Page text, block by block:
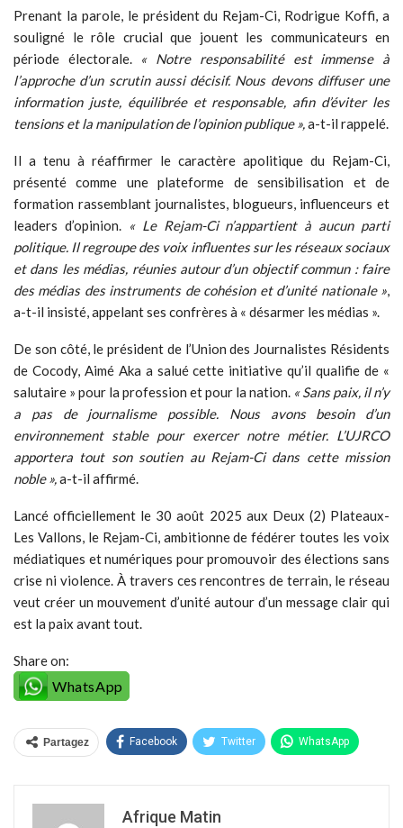
Prenant la parole, le président du Rejam-Ci, Rodrigue Koffi, a
souligné le rôle crucial que jouent les communicateurs en
période électorale. « Notre responsabilité est immense à
l’approche d’un scrutin aussi décisif. Nous devons diffuser une
information juste, équilibrée et responsable, afin d’éviter les
tensions et la manipulation de l’opinion publique »,a-t-il rappelé.
Il a tenu à réaffirmer le caractère apolitique du Rejam-Ci,
présenté comme une plateforme de sensibilisation et de
formation rassemblant journalistes, blogueurs, influenceurs et
leaders d’opinion. « Le Rejam-Ci n’appartient à aucun parti
politique. Il regroupe des voix influentes sur les réseaux sociaux
et dans les médias, réunies autour d’un objectif commun : faire
des médias des instruments de cohésion et d’unité nationale »,
a-t-il insisté, appelant ses confrères à « désarmer les médias ».
De son côté, le président de l’Union des Journalistes Résidents
de Cocody, Aimé Aka a salué cette initiative qu’il qualifie de «
salutaire » pour la profession et pour la nation. « Sans paix, il n’y
a pas de journalisme possible. Nous avons besoin d’un
environnement stable pour exercer notre métier. L’UJRCO
apportera tout son soutien au Rejam-Ci dans cette mission
noble »,a-t-il affirmé.
Lancé officiellement le 30 août 2025 aux Deux (2) Plateaux-
Les Vallons, le Rejam-Ci, ambitionne de fédérer toutes les voix
médiatiques et numériques pour promouvoir des élections sans
crise ni violence. À travers ces rencontres de terrain, le réseau
veut créer un mouvement d’unité autour d’un message clair qui
est la paix avant tout.
Share on:
WhatsApp
Partagez Facebook Twitter WhatsApp
Afrique Matin